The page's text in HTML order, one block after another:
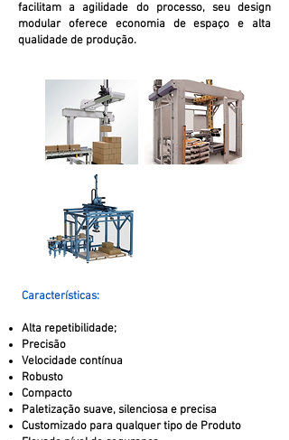
facilitam a agilidade do processo, seu design
modular oferece economia de espaço e alta
qualidade de produção.
Características:
Alta repetibilidade;
Precisão
Velocidade contínua
Robusto
Compacto
Paletização suave, silenciosa e precisa
Customizado para qualquer tipo de Produto